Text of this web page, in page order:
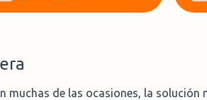
muchas de las ocasiones, la